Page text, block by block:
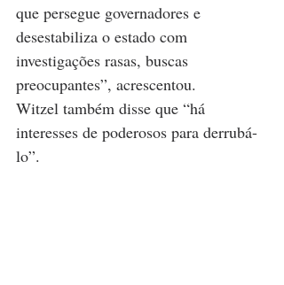
que persegue governadores e
desestabiliza o estado com
investigações rasas, buscas
preocupantes”, acrescentou.
Witzel também disse que “há
interesses de poderosos para derrubá-
lo”.